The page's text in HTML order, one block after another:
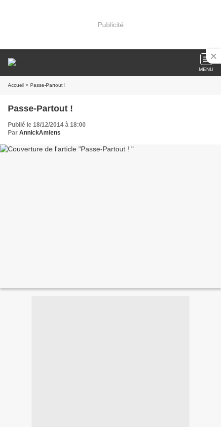
Publicité
MENU
Accueil » Passe-Partout !
Passe-Partout !
Publié le 18/12/2014 à 18:00
Par AnnickAmiens